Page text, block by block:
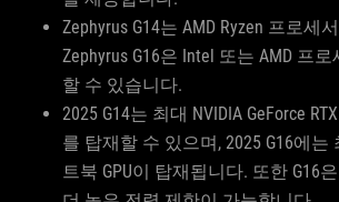
Zephyrus G14는 AMD Ryzen 프로세
Zephyrus G16은 Intel 또는 AMD 프
할 수 있습니다.
2025 G14는 최대 NVIDIA GeForce
를 탑재할 수 있으며, 2025 G16에는
트북 GPU이 탑재됩니다. 또한 G16